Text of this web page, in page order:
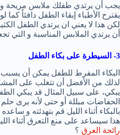
يجب أن يرتدي طفلك ملابس مريحة
يقترح الأطباء إبقاء الطفل دافئاً
لكن هذا لا يعني ان يرتدي الطفل
أن يرتدي الملابس المناسبة و التي
3- السيطرة على بكاء الطفل
البكاء المفرط للطفل يمكن أن يسبب
لذلك من الأفضل أن تتغلب على
يبكي، على سبيل المثال قد يبكي
الحفاضات مبللة أو حتى لأنه يرى
بالبكاء أثناء الليل قم بتهدئته و
هذا سيساعد على منع التعرق أثناء
رائحة العرق ؟